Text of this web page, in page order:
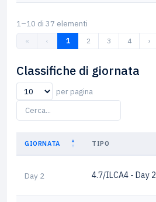
1–10 di 37 elementi
« ‹ 1 2 3 4 ›
Classifiche di giornata
per pagina
GIORNATA TIPO
Day 2 4.7/ILCA4 - Day 2